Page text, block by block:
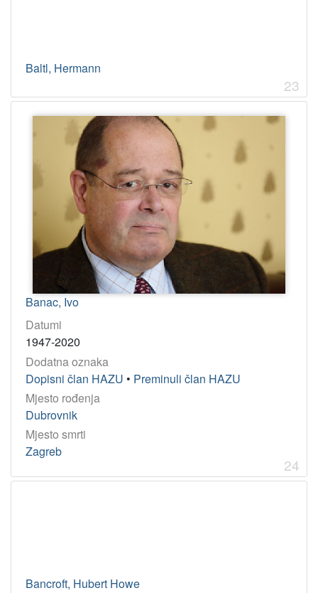
Baltl, Hermann
23
Banac, Ivo
Datumi
1947-2020
Dodatna oznaka
Dopisni član HAZU • Preminuli član HAZU
Mjesto rođenja
Dubrovnik
Mjesto smrti
Zagreb
24
Bancroft, Hubert Howe